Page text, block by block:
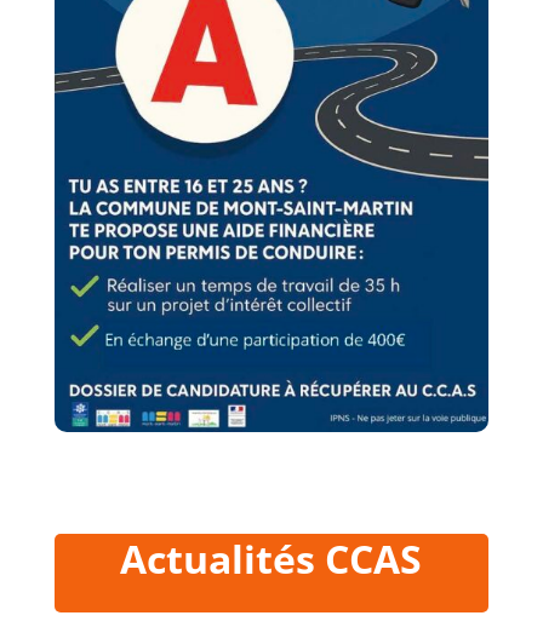
Actualités CCAS